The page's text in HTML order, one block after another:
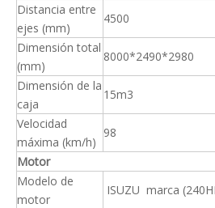
Distancia entre
ejes (mm)
4500
Dimensión total
(mm)
8000*2490*2980
Dimensión de la
caja
15m3
Velocidad
máxima (km/h)
98
Motor
Modelo de
motor
ISUZU marca